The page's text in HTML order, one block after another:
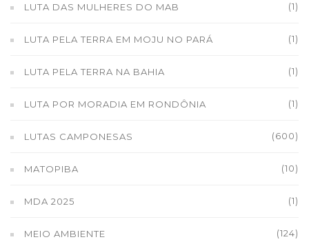
LUTA DAS MULHERES DO MAB (1)
LUTA PELA TERRA EM MOJU NO PARÁ (1)
LUTA PELA TERRA NA BAHIA (1)
LUTA POR MORADIA EM RONDÔNIA (1)
LUTAS CAMPONESAS (600)
MATOPIBA (10)
MDA 2025 (1)
MEIO AMBIENTE (124)